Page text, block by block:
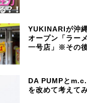
YUKINARIが沖
オープン「ラー
一号店」※その
DA PUMPと
を改めて考えて